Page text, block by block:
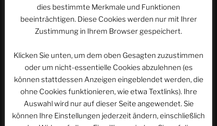
anzuzeigen.
Erfahre mehr in der Datenschutzerklärung von
YouTube.
Inhalt von YouTube immer anzeigen
„ASTROCOHORS Episode III: Rubikon“ direkt öffnen
In der Galaxis breiten sich immer mehr Konflikte aus,
die zum Teil von der geheimnisvollen HOHEN HAND
dies bestimmte Merkmale und Funktionen
beeinträchtigen. Diese Cookies werden nur mit Ihrer
Zustimmung in Ihrem Browser gespeichert.
Klicken Sie unten, um dem oben Gesagten zuzustimmen
oder um nicht-essentielle Cookies abzulehnen (es
können stattdessen Anzeigen eingeblendet werden, die
ohne Cookies funktionieren, wie etwa Textlinks). Ihre
Auswahl wird nur auf dieser Seite angewendet. Sie
können Ihre Einstellungen jederzeit ändern, einschließlich